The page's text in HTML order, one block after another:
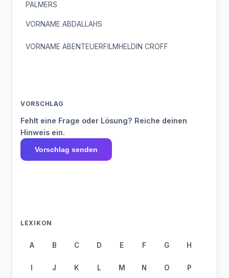
PALMERS
VORNAME ABDALLAHS
VORNAME ABENTEUERFILMHELDIN CROFF
VORSCHLAG
Fehlt eine Frage oder Lösung? Reiche deinen
Hinweis ein.
Vorschlag senden
LEXIKON
A B C D E F G H
I J K L M N O P